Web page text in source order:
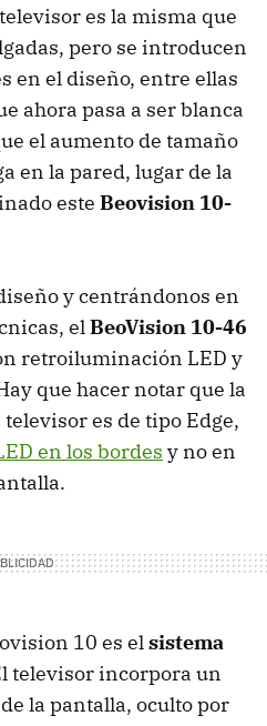
es la misma que
pero se introducen
en el diseño, entre ellas
ahora pasa a ser blanca
el aumento de tamaño
en la pared, lugar de la
este Beovision 10-
y centrándonos en
elBeoVision 10-46
retroiluminación LED y
que hacer notar que la
televisor es de tipo Edge,
en los bordes y no en
10 es elsistema
televisor incorpora un
la pantalla, oculto por